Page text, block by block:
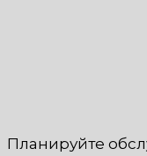
Планируйте